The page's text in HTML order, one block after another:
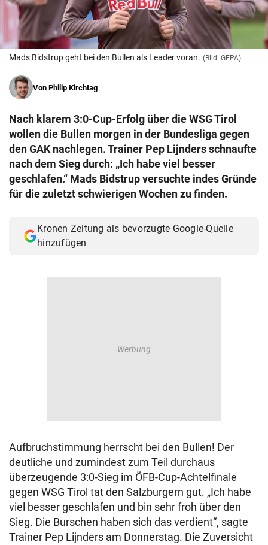
© Krone Multimedia GmbH & Co KG 2026
Muthgasse 2, 1190 Wien
Mads Bidstrup geht bei den Bullen als Leader voran. (Bild: GEPA)
Von Philip Kirchtag
Nach klarem 3:0-Cup-Erfolg über die WSG Tirol
wollen die Bullen morgen in der Bundesliga gegen
den GAK nachlegen. Trainer Pep Lijnders schnaufte
nach dem Sieg durch: „Ich habe viel besser
geschlafen.“ Mads Bidstrup versuchte indes Gründe
für die zuletzt schwierigen Wochen zu finden.
Kronen Zeitung als bevorzugte Google-Quelle
hinzufügen
Aufbruchstimmung herrscht bei den Bullen! Der
deutliche und zumindest zum Teil durchaus
überzeugende 3:0-Sieg im ÖFB-Cup-Achtelfinale
gegen WSG Tirol tat den Salzburgern gut. „Ich habe
viel besser geschlafen und bin sehr froh über den
Sieg. Die Burschen haben sich das verdient“, sagte
Trainer Pep Lijnders am Donnerstag. Die Zuversicht